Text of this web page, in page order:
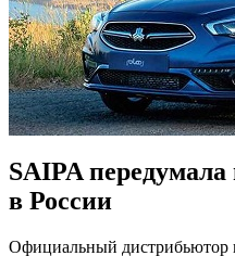
SAIPA
в России
Официальный дистрибьютор